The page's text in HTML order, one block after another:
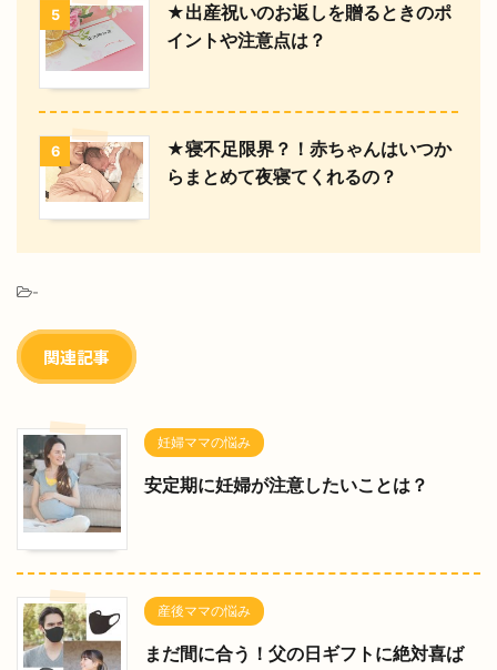
5
★出産祝いのお返しを贈るときのポ
イントや注意点は？
6
★寝不足限界？！赤ちゃんはいつか
らまとめて夜寝てくれるの？
-
関連記事
妊婦ママの悩み
安定期に妊婦が注意したいことは？
産後ママの悩み
まだ間に合う！父の日ギフトに絶対喜ば